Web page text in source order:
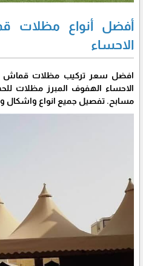
أفضل أنواع مظلات
الاحساء
افضل سعر تركيب مظلات قماش
الاحساء الهفوف المبرز مظلات
مسابح. تفصيل جميع انواع واشكال